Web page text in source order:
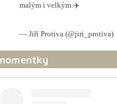
malým i velkým.✈️
— Jiří Protiva (@jiri_protiva)